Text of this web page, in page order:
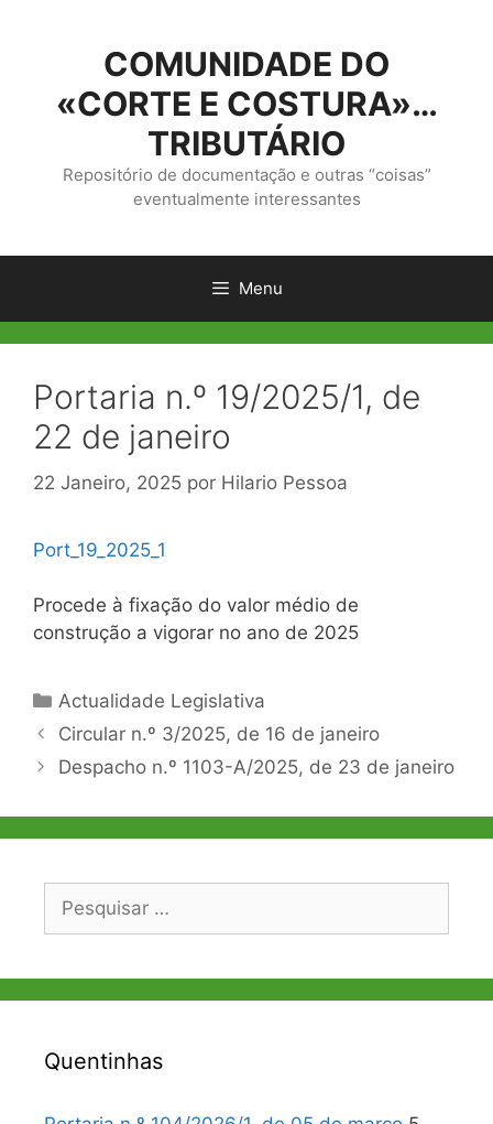
conteúdo
COMUNIDADE DO
«CORTE E COSTURA»…
TRIBUTÁRIO
Repositório de documentação e outras “coisas”
eventualmente interessantes
Menu
Portaria n.º 19/2025/1, de
22 de janeiro
22 Janeiro, 2025 por Hilario Pessoa
Port_19_2025_1
Procede à fixação do valor médio de
construção a vigorar no ano de 2025
Categorias
Actualidade Legislativa
Navegação
de
Circular n.º 3/2025, de 16 de janeiro
Despacho n.º 1103-A/2025, de 23 de janeiro
Pesquisar
Quentinhas